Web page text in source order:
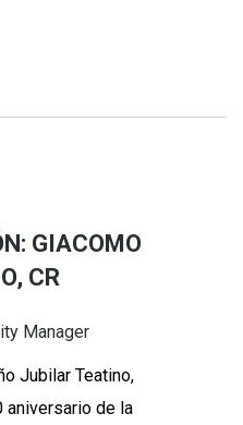
GIACOMO
CR
Manager
Jubilar Teatino,
aniversario de la